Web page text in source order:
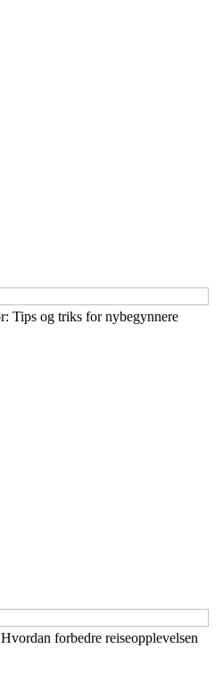
Tips og triks for nybegynnere
forbedre reiseopplevelsen